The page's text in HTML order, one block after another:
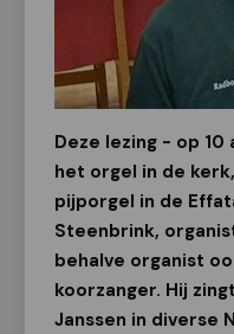
Deze lezing - op
het orgel in de
pijporgel in de
Steenbrink,
behalve organist
koorzanger. Hij
Janssen in diverse